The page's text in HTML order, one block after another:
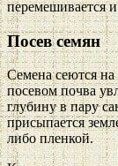
перемешивается
Посев семян
Семена сеются на
посевом почва
глубину в пару
присыпается
либо пленкой.